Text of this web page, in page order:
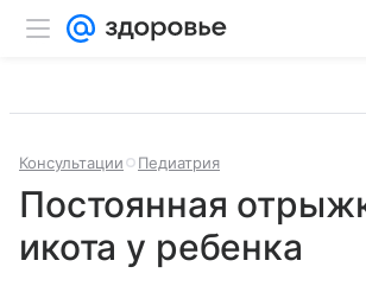
Консультации Педиатрия
Постоянная
икота у ребенка